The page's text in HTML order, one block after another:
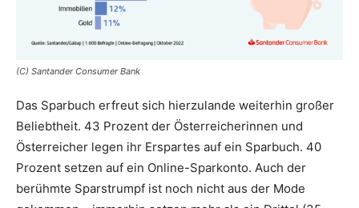
(C) Santander Consumer Bank
Das Sparbuch erfreut sich hierzulande weiterhin großer
Beliebtheit. 43 Prozent der Österreicherinnen und
Österreicher legen ihr Erspartes auf ein Sparbuch. 40
Prozent setzen auf ein Online-Sparkonto. Auch der
berühmte Sparstrumpf ist noch nicht aus der Mode